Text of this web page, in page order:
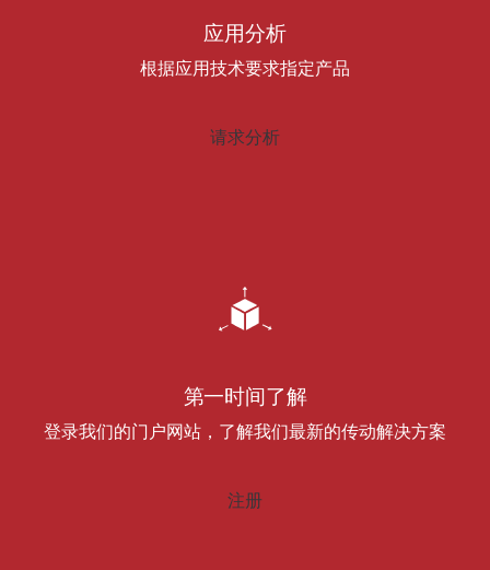
应用分析
根据应用技术要求指定产品
请求分析
第一时间了解
登录我们的门户网站，了解我们最新的传动解决方案
注册